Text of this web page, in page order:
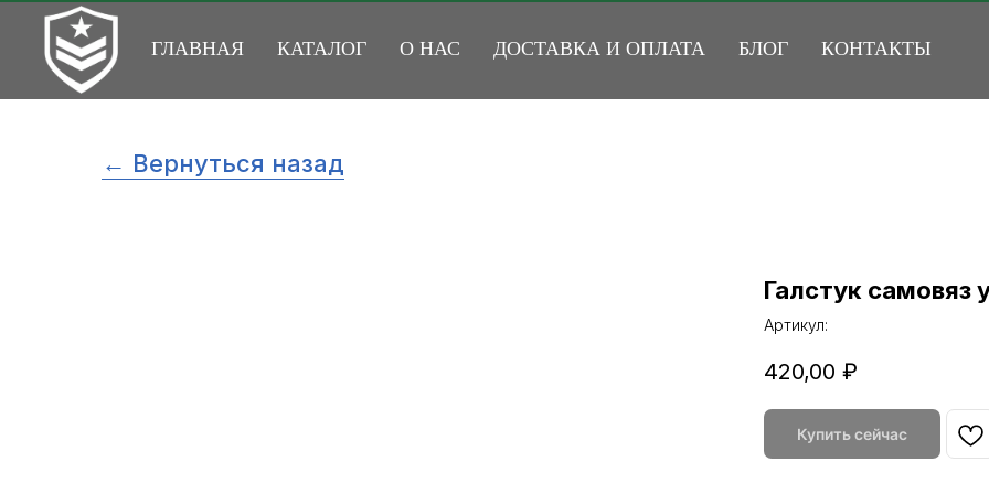
ГЛАВНАЯ КАТАЛОГ О НАС ДОСТАВКА И ОПЛАТА БЛОГ КОНТАКТЫ
← Вернуться назад
Галстук самовяз
Артикул:
420,00 ₽
Купить сейчас